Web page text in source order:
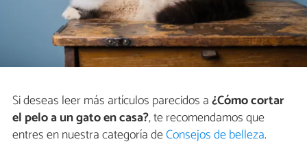
Si deseas leer más artículos parecidos a¿Cómo cortar
el pelo a un gato en casa?, te recomendamos que
entres en nuestra categoría deConsejos de belleza.